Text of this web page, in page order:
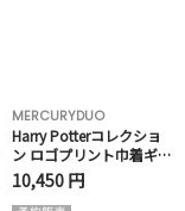
MERCURYDUO
Harry Potterコレクショ
ン ロゴプリント巾着ギャ
ザーバッグ
10,450 円